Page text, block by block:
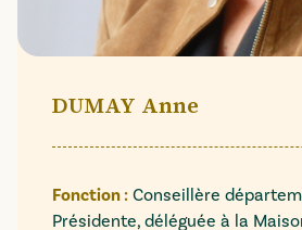
DUMAY Anne
Fonction : Conseillère
Présidente, déléguée à la